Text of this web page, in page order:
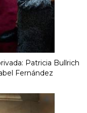
Patricia Bullrich
Fernández